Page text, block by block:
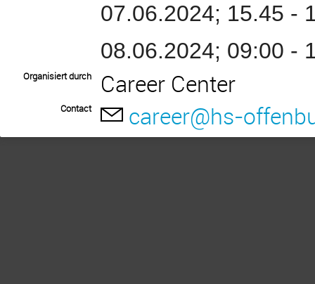
07.06.2024; 15.45 -
08.06.2024; 09:00 -
Organisiert durch Career Center
Contact career@hs-